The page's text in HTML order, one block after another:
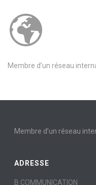
Membre d’un réseau
Membre d’un réseau
ADRESSE
B COMMUNICATION